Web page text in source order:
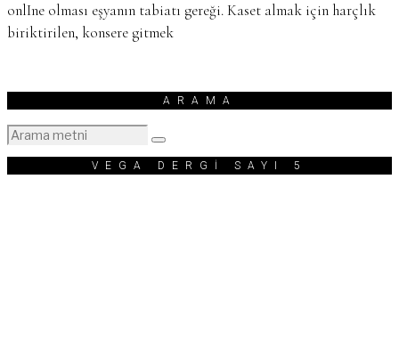
onlIne olması eşyanın tabiatı gereği. Kaset almak için harçlık
biriktirilen, konsere gitmek
ARAMA
VEGA DERGİ SAYI 5